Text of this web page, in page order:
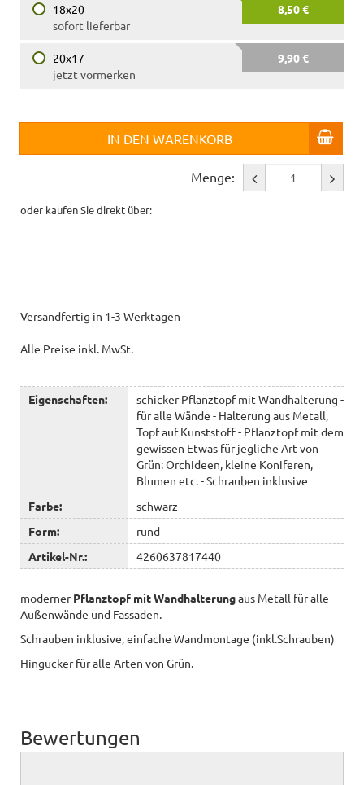
18x20
8,50 €
sofort lieferbar
20x17
9,90 €
jetzt vormerken
IN DEN WARENKORB
Menge:
oder kaufen Sie direkt über:
Versandfertig in 1-3 Werktagen
Alle Preise inkl. MwSt.
Eigenschaften:
schicker Pflanztopf mit Wandhalterung -
für alle Wände - Halterung aus Metall,
Topf auf Kunststoff - Pflanztopf mit dem
gewissen Etwas für jegliche Art von
Grün: Orchideen, kleine Koniferen,
Blumen etc. - Schrauben inklusive
Farbe:
schwarz
Form:
rund
Artikel-Nr.:
4260637817440
modernerPflanztopf mit Wandhalterungaus Metall für alle
Außenwände und Fassaden.
Schrauben inklusive, einfache Wandmontage (inkl.Schrauben)
Hingucker für alle Arten von Grün.
Bewertungen